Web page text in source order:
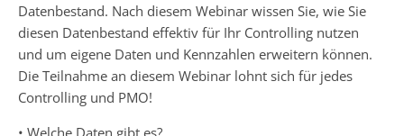
Datenbestand. Nach diesem Webinar wissen Sie, wie Sie
diesen Datenbestand effektiv für Ihr Controlling nutzen
und um eigene Daten und Kennzahlen erweitern können.
Die Teilnahme an diesem Webinar lohnt sich für jedes
Controlling und PMO!
• Welche Daten gibt es?